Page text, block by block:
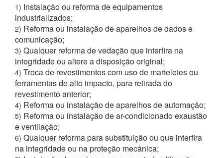
1) Instalação ou reforma de equipamentos
industrializados;
2) Reforma ou instalação de aparelhos de dados e
comunicação;
3) Qualquer reforma de vedação que interfira na
integridade ou altere a disposição original;
4) Troca de revestimentos com uso de marteletes ou
ferramentas de alto impacto, para retirada do
revestimento anterior;
4) Reforma ou instalação de aparelhos de automação;
5) Reforma ou instalação de ar-condicionado exaustão
e ventilação;
6) Qualquer reforma para substituição ou que interfira
na integridade ou na proteção mecânica;